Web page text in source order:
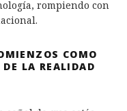
rompiendo con
COMO
LA REALIDAD